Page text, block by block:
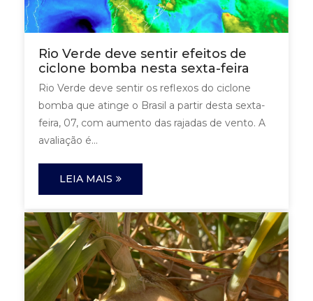
Rio Verde deve sentir efeitos de
ciclone bomba nesta sexta-feira
Rio Verde deve sentir os reflexos do ciclone
bomba que atinge o Brasil a partir desta sexta-
feira, 07, com aumento das rajadas de vento. A
avaliação é...
LEIA MAIS